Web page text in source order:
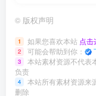
© 版权声明
1 如果您喜欢本站 点击
2 可能会帮助到你：
3
本站素材资源不代表
负责
4
本站所有素材资源来
删除